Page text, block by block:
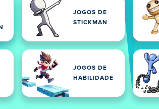
JOGOS DE
STICKMAN
JOGOS DE
HABILIDADE